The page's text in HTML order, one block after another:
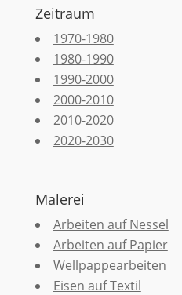
Zeitraum
1970-1980
1980-1990
1990-2000
2000-2010
2010-2020
2020-2030
Malerei
Arbeiten auf Nessel
Arbeiten auf Papier
Wellpappearbeiten
Eisen auf Textil